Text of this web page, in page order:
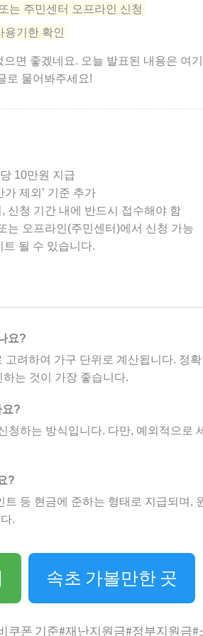
는 주민센터 오프라인 신청
기한 확인
면 좋겠네요. 오늘 발표된 내용은 여
로 물어봐주세요!
10만원 지급
가 제외’ 기준 추가
신청 기간 내에 반드시 접수해야 함
는 오프라인(주민센터)에서 신청 가능
될 수 있습니다.
요?
려하여 가구 단위로 계산됩니다. 정
는 것이 가장 좋습니다.
요?
청하는 방식입니다. 다만, 예외적으로
?
등 현금에 준하는 형태로 지급되며,
.
속초 가볼만한 곳
쿠폰 기준#재난지원금#정부지원금#